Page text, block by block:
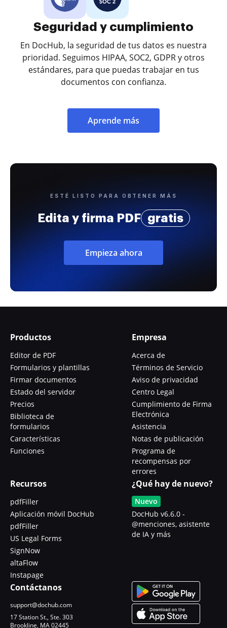
Seguridad y cumplimiento
En DocHub, la seguridad de tus datos es nuestra
prioridad. Seguimos HIPAA, SOC2, GDPR y otros
estándares, para que puedas trabajar en tus
documentos con confianza.
Aprende más
ESTÉ LISTO PARA OBTENER MÁS
Edita y firma PDF gratis
Empieza ahora
Productos
Editor de PDF
Formularios y plantillas
Firmar documentos
Estado del servidor
Precios
Biblioteca de
formularios
Características
Funciones
Empresa
Acerca de
Términos de Servicio
Aviso de privacidad
Centro Legal
Cumplimiento de Firma
Electrónica
Asistencia
Notas de publicación
Programa de
recompensas por
errores
Recursos
pdfFiller
Aplicación móvil DocHub
pdfFiller
US Legal Forms
SignNow
altaFlow
Instapage
¿Qué hay de nuevo?
Nuevo
DocHub v6.6.0 -
@menciones, asistente
de IA y más
Contáctanos
support@dochub.com
17 Station St., Ste. 303
Brookline, MA 02445